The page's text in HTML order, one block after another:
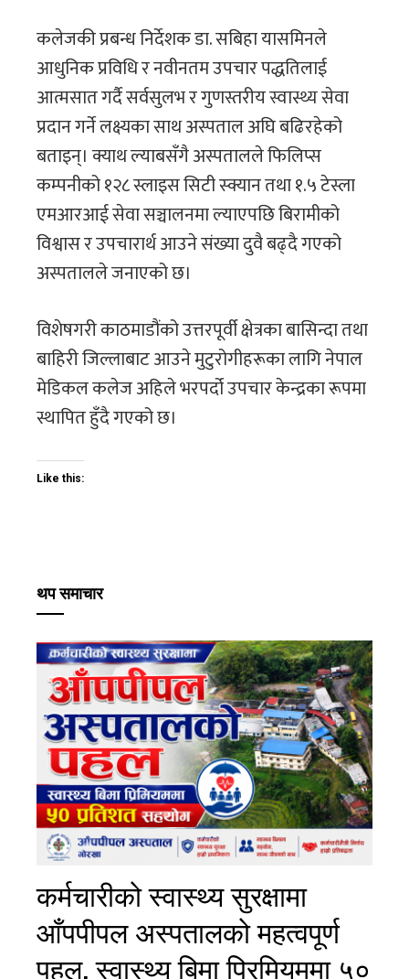
कलेजकी प्रबन्ध निर्देशक डा. सबिहा यासमिनले
आधुनिक प्रविधि र नवीनतम उपचार पद्धतिलाई
आत्मसात गर्दै सर्वसुलभ र गुणस्तरीय स्वास्थ्य सेवा
प्रदान गर्ने लक्ष्यका साथ अस्पताल अघि बढिरहेको
बताइन्। क्याथ ल्याबसँगै अस्पतालले फिलिप्स
कम्पनीको १२८ स्लाइस सिटी स्क्यान तथा १.५ टेस्ला
एमआरआई सेवा सञ्चालनमा ल्याएपछि बिरामीको
विश्वास र उपचारार्थ आउने संख्या दुवै बढ्दै गएको
अस्पतालले जनाएको छ।
विशेषगरी काठमाडौंको उत्तरपूर्वी क्षेत्रका बासिन्दा तथा
बाहिरी जिल्लाबाट आउने मुटुरोगीहरूका लागि नेपाल
मेडिकल कलेज अहिले भरपर्दो उपचार केन्द्रका रूपमा
स्थापित हुँदै गएको छ।
Like this:
थप समाचार
कर्मचारीको स्वास्थ्य सुरक्षामा
आँपपीपल अस्पतालको महत्वपूर्ण
पहल, स्वास्थ्य बिमा प्रिमियममा ५०